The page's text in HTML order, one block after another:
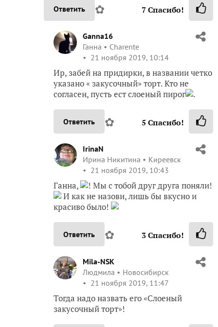
Ответить ✿ 7Спасибо!
Ganna16
Ганна
Charente
21 ноября 2019, 10:14
Ир, забей на придирки, в названии четко
указано « закусочный» торт. Кто не
согласен, пусть ест слоеный пирог
.
Ответить ✿ 5 Спасибо!
IrinaN
Ирина Никитина
Киреевск
21 ноября 2019, 10:43
Ганна,
! Мы с тобой друг друга поняли!
И как не назови, лишь бы вкусно и
красиво было!
Ответить ✿ 3Спасибо!
Mila-NSK
Людмила
Новосибирск
21 ноября 2019, 11:47
Тогда надо назвать его «Слоеный
закусочный торт»!